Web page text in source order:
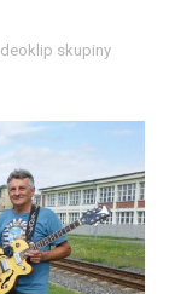
skupiny